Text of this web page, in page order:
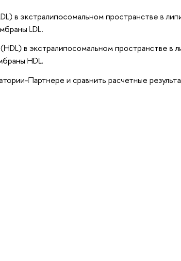
в экстралипосомальном пространстве в
LDL.
в экстралипосомальном пространстве в
HDL.
Партнере и сравнить расчетные